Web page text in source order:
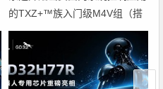
的TXZ+™族入门级M4V组（搭
载Arm Cortex‑M4内核的标准微
控制器）工程样品